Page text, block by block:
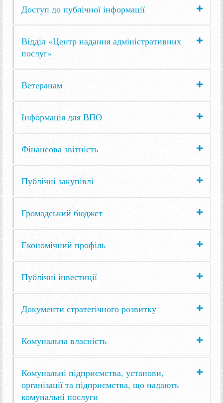
Доступ до публічної інформації
Відділ «Центр надання адміністративних
послуг»
Ветеранам
Інформація для ВПО
Фінансова звітність
Публічні закупівлі
Громадський бюджет
Економічний профіль
Публічні інвестиції
Документи стратегічного розвитку
Комунальна власність
Комунальні підприємства, установи,
організації та підприємства, що надають
комунальні послуги